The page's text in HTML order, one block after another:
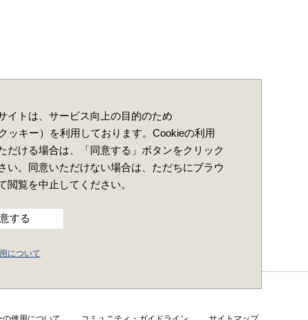
イトは、サービス向上の目的のため
ッキー）を利用しております。Cookieの利用
だける場合は、「同意する」ボタンをクリック
い。同意いただけない場合は、ただちにブラウ
閲覧を中止してください。
する
について